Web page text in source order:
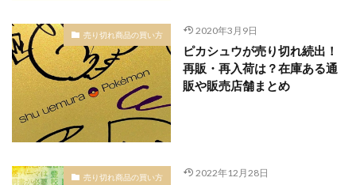
売り切れ商品の買い方 2020年3月9日
ピカシュウが売り切れ続出！
再販・再入荷は？在庫ある通
販や販売店舗まとめ
売り切れ商品の買い方 2022年12月28日